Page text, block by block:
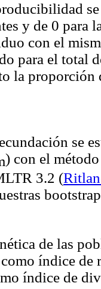
y de 0 para
con el
para el total
la proporción
se
) con el
3.2 (
de las
índice de
índice de